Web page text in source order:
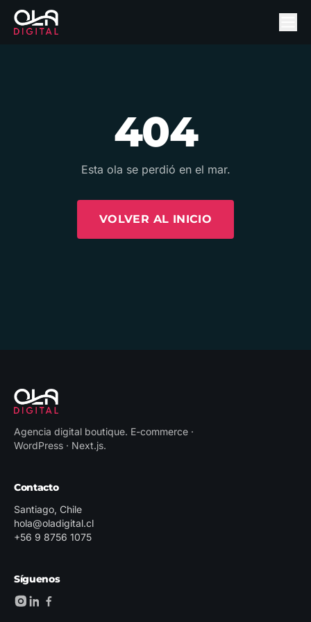
404
Esta ola se perdió en el mar.
VOLVER AL INICIO
Agencia digital boutique. E-commerce ·
WordPress · Next.js.
Contacto
Santiago, Chile
hola@oladigital.cl
+56 9 8756 1075
Síguenos